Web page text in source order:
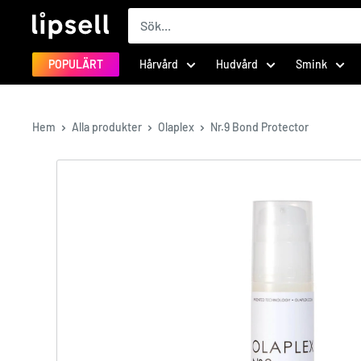
Hoppa
innehåll
LIPSELL
POPULÄRT Hårvård Hudvård Smink
Hem Alla produkter Olaplex Nr.9 Bond Protector